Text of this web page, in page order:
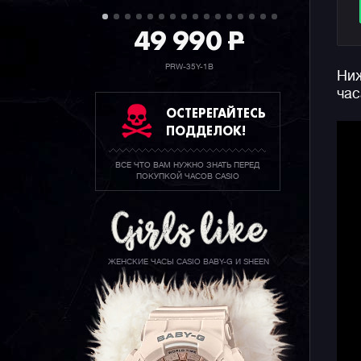
49 990P
PRW-35Y-1B
ОСТЕРЕГАЙТЕСЬ
ПОДДЕЛОК!
ВСЕ ЧТО ВАМ НУЖНО ЗНАТЬ ПЕРЕД
ПОКУПКОЙ ЧАСОВ CASIO
ЖЕНСКИЕ ЧАСЫ CASIO BABY-G И SHEEN